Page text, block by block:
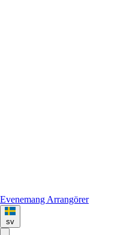
Evenemang Arrangörer
sv